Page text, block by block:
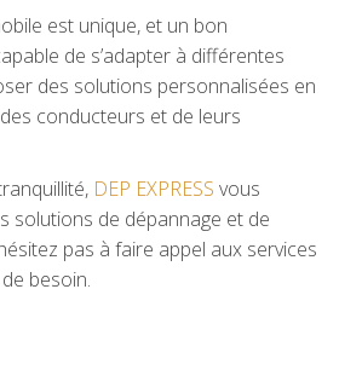
est unique, et un bon
de s’adapter à différentes
des solutions personnalisées en
conducteurs et de leurs
DEP EXPRESS vous
solutions de dépannage et de
pas à faire appel aux services
besoin.